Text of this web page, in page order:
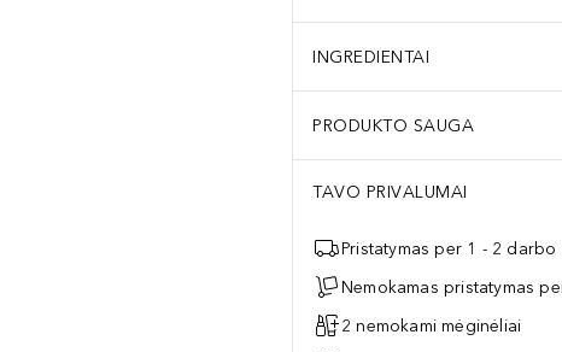
INGREDIENTAI
PRODUKTO SAUGA
TAVO PRIVALUMAI
Pristatymas per 1 - 2 darbo
Nemokamas pristatymas
2 nemokami mėginėliai